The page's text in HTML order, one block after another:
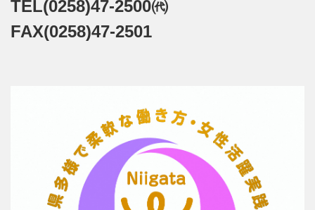
TEL(0258)47-2500㈹
FAX(0258)47-2501